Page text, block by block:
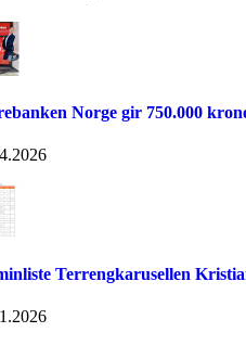
Norge gir 750.000
Terrengkarusellen